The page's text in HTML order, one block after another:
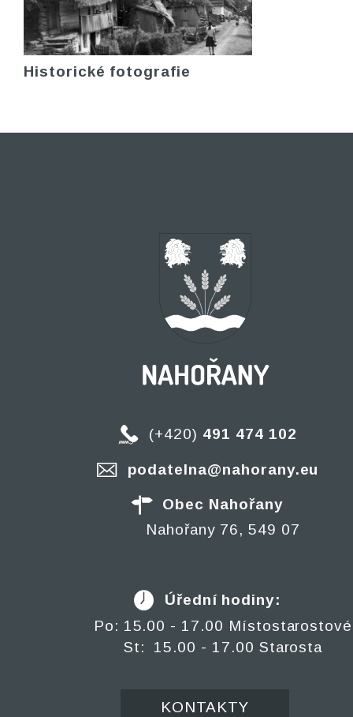
Historické fotografie
(+420) 491 474 102
podatelna@nahorany.eu
Obec Nahořany
Nahořany 76, 549 07
Úřední hodiny:
Po: 15.00 - 17.00 Místostarostové
St: 15.00 - 17.00 Starosta
KONTAKTY